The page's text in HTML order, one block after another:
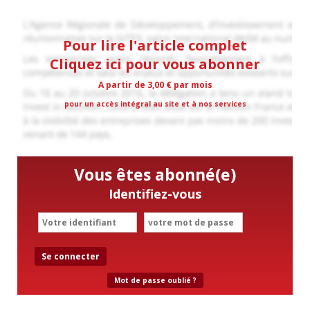
Pour lire l'article complet
Cliquez ici pour vous abonner
A partir de 3,00 € par mois
pour un accès intégral au site et à nos services
Vous êtes abonné(e)
Identifiez-vous
Se connecter
Mot de passe oublié ?